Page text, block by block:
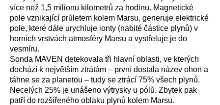
více než 1,5 milionu kilometrů za hodinu. Magnetické
pole vznikající průletem kolem Marsu, generuje elektrické
pole, které dále urychluje ionty (nabité částice plynů) v
horních vrstvách atmosféry Marsu a vystřeluje je do
vesmíru.
Sonda MAVEN detekovala tři hlavní oblasti, ve kterých
dochází k největším ztrátám – první dostala název ohon a
táhne se za planetou – tudy se ztrácí 75% všech plynů.
Necelých 25% je unášeno výtrysky u pólů. Zbytek pak
patří do rozšířeného oblaku plynů kolem Marsu.